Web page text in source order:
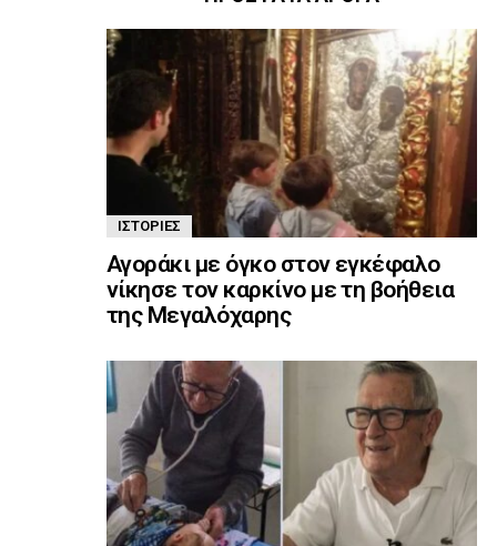
ΙΣΤΟΡΊΕΣ
Αγοράκι με όγκο στον εγκέφαλο
νίκησε τον καρκίνο με τη βοήθεια
της Μεγαλόχαρης